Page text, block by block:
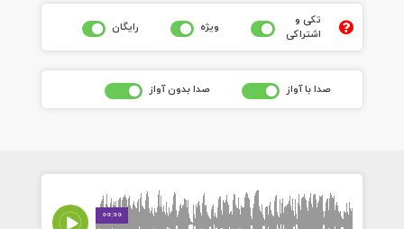
تکی و
اشتراکی
ويژه رايگان
صدا با آواز صدا بدون آواز
00:00